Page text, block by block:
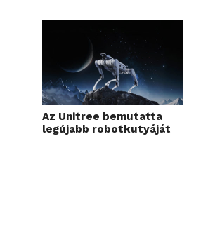
Az Unitree bemutatta
legújabb robotkutyáját